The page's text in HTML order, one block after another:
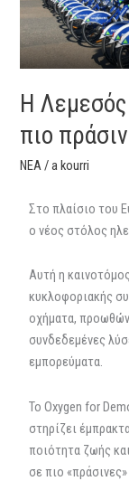
Η Λεμεσός
πιο
ΝΕΑ/a kourri
Στο πλαίσιο του
ο νέος στόλος
Αυτή η
κυκλοφοριακής
οχήματα,
συνδεδεμένες
εμπορεύματα.
Το Oxygen for
στηρίζει
ποιότητα ζωής
σε πιο
πιο
πράσινο
μέλλον!